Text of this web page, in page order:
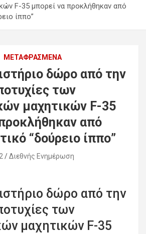
F-35 μπορεί να προκλήθηκαν από
ίππο”
ΜΕΤΑΦΡΑΣΜΈΝΑ
δώρο από την
των
μαχητικών F-35
από
“δούρειο ίππο”
Διεθνής Ενημέρωση
δώρο από την
των
μαχητικών F-35